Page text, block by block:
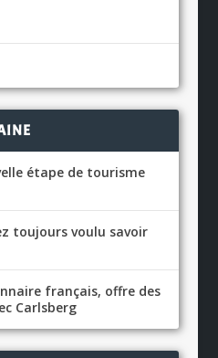
étape de tourisme
toujours voulu savoir
français, offre des
Carlsberg